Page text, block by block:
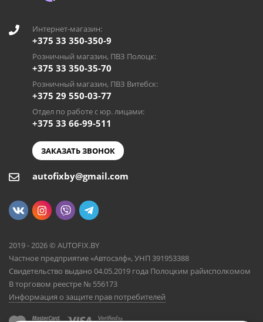
Интернет-магазин:
+375 33 350-350-9
Розничный магазин, ПВЗ Полоцк:
+375 33 350-35-70
Розничный магазин, ПВЗ Витебск:
+375 29 550-03-77
Отдел по работе с юр. лицами:
+375 33 66-99-511
ЗАКАЗАТЬ ЗВОНОК
autofixby@gmail.com
2019 - 2026 © AUTOFIX.BY
Частное предприятие «Автосэлф», УНП 391953388
Свидетельство выдано 04.05.2019 года Полоцким райисполкомом
В торговом реестре № 556173
Информация о защите прав потребителей